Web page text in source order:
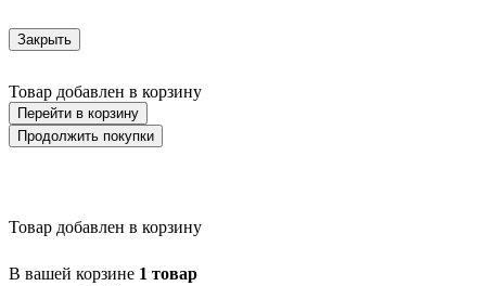
Закрыть
Товар добавлен в корзину
Перейти в корзину
Продолжить покупки
Товар добавлен в корзину
В вашей корзине 1 товар